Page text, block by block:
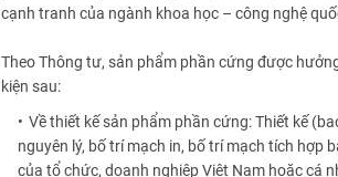
cạnh tranh của ngành khoa học – công nghệ
Theo Thông tư, sản phẩm phần cứng được
kiện sau:
Về thiết kế sản phẩm phần cứng: Thiết kế
nguyên lý, bố trí mạch in, bố trí mạch tích hợp
của tổ chức, doanh nghiệp Việt Nam hoặc cá